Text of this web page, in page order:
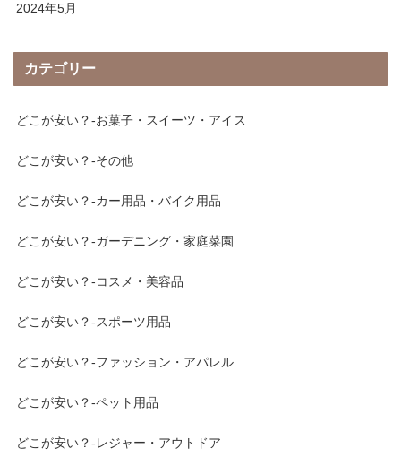
2024年5月
カテゴリー
どこが安い？-お菓子・スイーツ・アイス
どこが安い？-その他
どこが安い？-カー用品・バイク用品
どこが安い？-ガーデニング・家庭菜園
どこが安い？-コスメ・美容品
どこが安い？-スポーツ用品
どこが安い？-ファッション・アパレル
どこが安い？-ペット用品
どこが安い？-レジャー・アウトドア